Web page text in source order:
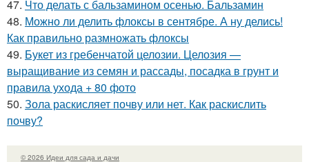
47. Что делать с бальзамином осенью. Бальзамин
48. Можно ли делить флоксы в сентябре. А ну делись!
Как правильно размножать флоксы
49. Букет из гребенчатой целозии. Целозия —
выращивание из семян и рассады, посадка в грунт и
правила ухода + 80 фото
50. Зола раскисляет почву или нет. Как раскислить
почву?
© 2026 Идеи для сада и дачи